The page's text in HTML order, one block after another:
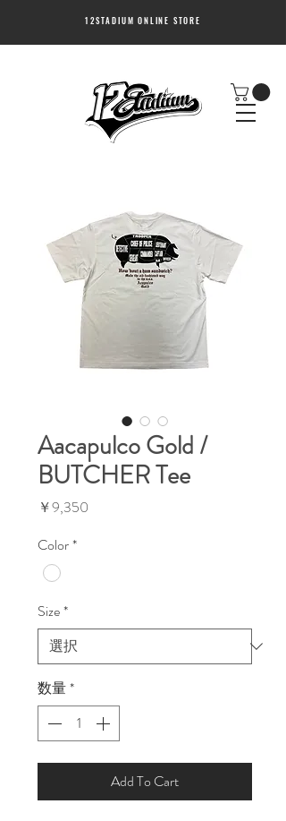
12STADIUM ONLINE STORE
Aacapulco Gold /
BUTCHER Tee
￥9,350
Color*
Size*
数量*
Add To Cart